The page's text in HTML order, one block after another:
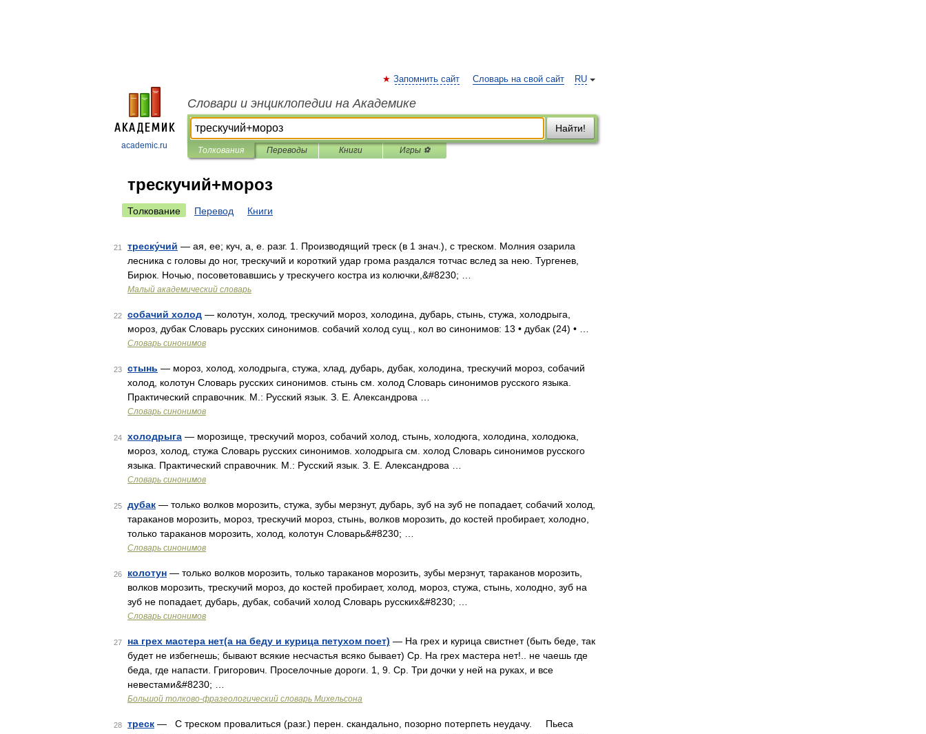
academic.ru
RU
Запомнить сайт Словарь на свой сайт
Словари и энциклопедии на Академике
Найти!
Толкования Переводы Книги Игры ⚽
трескучий+мороз
Толкование Перевод Книги
21 треску́чий — ая, ее; куч, а, е. разг. 1. Производящий треск (в 1 знач.), с треском. Молния озарила
лесника с головы до ног, трескучий и короткий удар грома раздался тотчас вслед за нею. Тургенев,
Бирюк. Ночью, посоветовавшись у трескучего костра из колючки,&#8230; …
Малый академический словарь
22 собачий холод — колотун, холод, трескучий мороз, холодина, дубарь, стынь, стужа, холодрыга,
мороз, дубак Словарь русских синонимов. собачий холод сущ., кол во синонимов: 13 • дубак (24) • …
Словарь синонимов
23 стынь — мороз, холод, холодрыга, стужа, хлад, дубарь, дубак, холодина, трескучий мороз, собачий
холод, колотун Словарь русских синонимов. стынь см. холод Словарь синонимов русского языка.
Практический справочник. М.: Русский язык. З. Е. Александрова …
Словарь синонимов
24 холодрыга — морозище, трескучий мороз, собачий холод, стынь, холодюга, холодина, холодюка,
мороз, холод, стужа Словарь русских синонимов. холодрыга см. холод Словарь синонимов русского
языка. Практический справочник. М.: Русский язык. З. Е. Александрова …
Словарь синонимов
25 дубак — только волков морозить, стужа, зубы мерзнут, дубарь, зуб на зуб не попадает, собачий холод,
тараканов морозить, мороз, трескучий мороз, стынь, волков морозить, до костей пробирает, холодно,
только тараканов морозить, холод, колотун Словарь&#8230; …
Словарь синонимов
26 колотун — только волков морозить, только тараканов морозить, зубы мерзнут, тараканов морозить,
волков морозить, трескучий мороз, до костей пробирает, холод, мороз, стужа, стынь, холодно, зуб на
зуб не попадает, дубарь, дубак, собачий холод Словарь русских&#8230; …
Словарь синонимов
27 на грех мастера нет(а на беду и курица петухом поет) — На грех и курица свистнет (быть беде, так
будет не избегнешь; бывают всякие несчастья всяко бывает) Ср. На грех мастера нет!.. не чаешь где
беда, где напасти. Григорович. Проселочные дороги. 1, 9. Ср. Три дочки у ней на руках, и все
невестами&#8230; …
Большой толково-фразеологический словарь Михельсона
28 треск — С треском провалиться (разг.) перен. скандально, позорно потерпеть неудачу. Пьеса